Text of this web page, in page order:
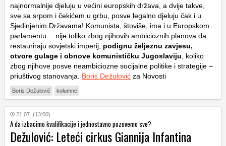
najnormalnije djeluju u većini europskih država, a dvije takve,
sve sa srpom i čekićem u grbu, posve legalno djeluju čak i u
Sjedinjenim Državama! Komunista, štoviše, ima i u Europskom
parlamentu… nije toliko zbog njihovih ambicioznih planova da
restauriraju sovjetski imperij, podignu željeznu zavjesu,
otvore gulage i obnove komunističku Jugoslaviju , koliko
zbog njihove posve neambiciozne socijalne politike i strategije –
priuštivog stanovanja. Boris Dežulović za Novosti
Boris Dežulović kolumne
21.07. (13:00)
A da izbacimo kvalifikacije i jednostavno pozovemo sve?
Dežulović: Leteći cirkus Giannija Infantina